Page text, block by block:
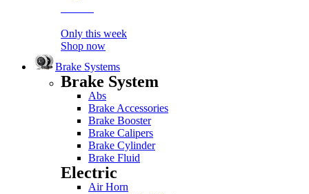
Only this week
Shop now
Brake Systems
Brake System
Abs
Brake Accessories
Brake Booster
Brake Calipers
Brake Cylinder
Brake Fluid
Electric
Air Horn